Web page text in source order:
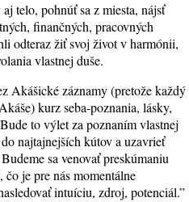
telo, pohnúť sa z miesta, nájsť
finančných, pracovných
odteraz žiť svoj život v harmónii,
vlastnej duše.
Akášické záznamy (pretože každý
kurz seba-poznania, lásky,
to výlet za poznaním vlastnej
najtajnejších kútov a uzavrieť
sa venovať preskúmaniu
je pre nás momentálne
intuíciu, zdroj, potenciál.”